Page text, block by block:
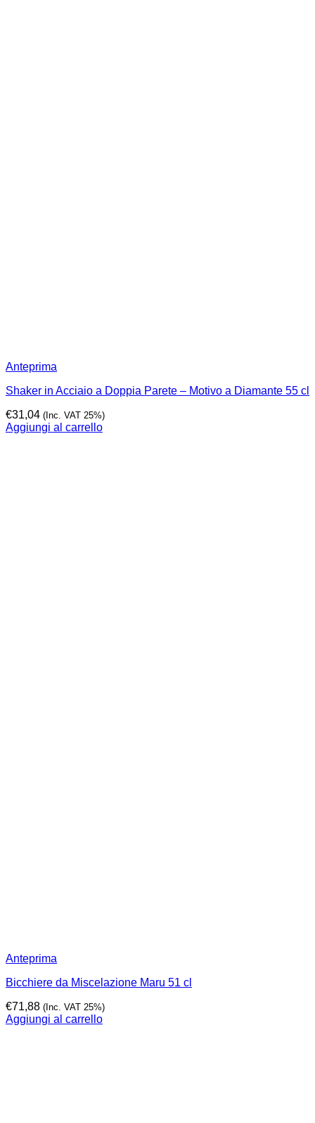
Anteprima
Shaker in Acciaio a Doppia Parete – Motivo a Diamante 55 cl
€31,04 (Inc. VAT 25%)
Aggiungi al carrello
Anteprima
Bicchiere da Miscelazione Maru 51 cl
€71,88 (Inc. VAT 25%)
Aggiungi al carrello